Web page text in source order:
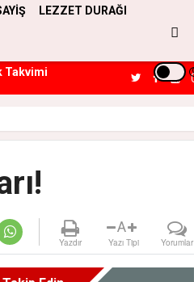
LEZZET DURAĞI
Takvimi
Yazdır
A
Yazı Tipi Yorumlar